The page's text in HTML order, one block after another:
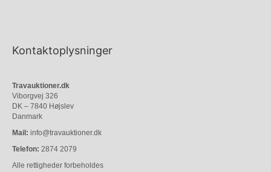
Kontaktoplysninger
Travauktioner.dk
Viborgvej 326
DK – 7840 Højslev
Danmark
Mail: info@travauktioner.dk
Telefon: 2874 2079
Alle rettigheder forbeholdes